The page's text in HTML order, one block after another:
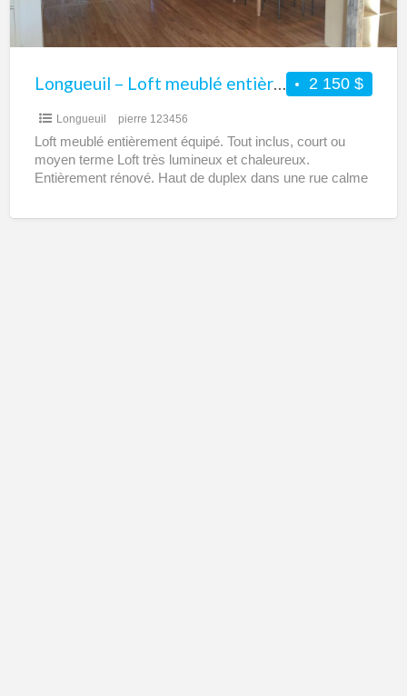
louer
–
Tout
Court
terme
2 150 $
Longueuil – Loft meublé entièrement équipé à louer – Tout inclus – Court ou moyen terme
Longueuil pierre 123456
Loft meublé entièrement équipé. Tout inclus, court ou
moyen terme Loft très lumineux et chaleureux.
Entièrement rénové. Haut de duplex dans une rue calme